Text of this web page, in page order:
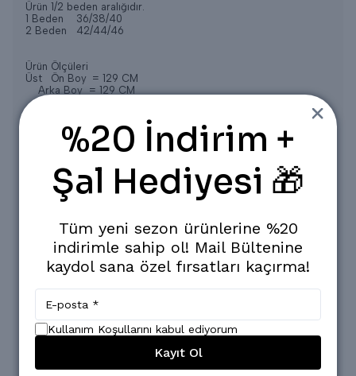
Ürün 1/2 beden aralığıdır.
1 Beden
36/38/40
2 Beden
42/44/46
Ürün Ölçüleri
Üst
Ön Boy = 129 CM
Arka Boy = 129 CM
1 bedene ait ölçülerdir.
Ölçüler ürün kumaşına göre (+-) farklılık gösterebilir.
Ürün tam kalıptır.
Terletme yapmaz.
Merserize kumaştır.
Oldukça rahat bir ve şık bir üründür.
Ürünlerde Değişiklik Gösterebilir.
* Yıkama: Ilık 30-35 Derecede elde Yıkama ayarında
Yapılabilir,
* Ağartıcı ve yoğun kimyasal içeren deterjanların kullanılması
tavsiye edilmez.
* Gölge de kurutma yapılması tavsiye edilir.
* Kuru Temizlemeye verilebilir.
%20 İndirim +
Şal Hediyesi 🎁
Tüm yeni sezon ürünlerine %20
indirimle sahip ol! Mail Bültenine
kaydol sana özel fırsatları kaçırma!
Kullanım Koşullarını kabul ediyorum
Kayıt Ol